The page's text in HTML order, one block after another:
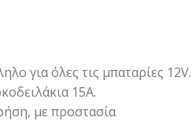
για όλες τις μπαταρίες 12V.
15Α.
με προστασία